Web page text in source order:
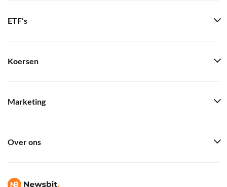
ETF's
Koersen
Marketing
Over ons